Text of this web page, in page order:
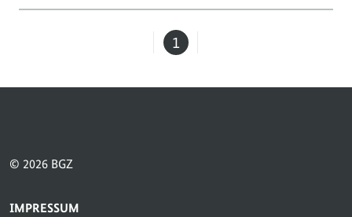
Seite
1
© 2026 BGZ
SERVICE-NAVIGATION FUSSBEREICH
IMPRESSUM